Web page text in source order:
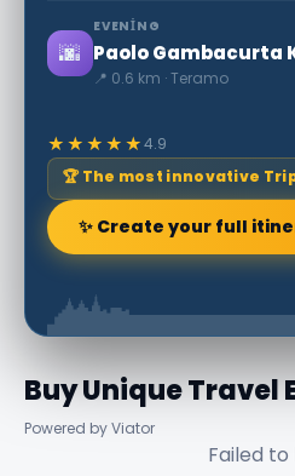
🌆
EVENING
Paolo Gambacurta
📍 0.6 km · Teramo
★★★★★4.9
🏆 The most innovative
✨ Create your full
Buy Unique Travel
Powered by Viator
Failed to